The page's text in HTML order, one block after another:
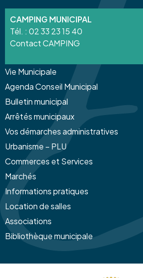
CAMPING MUNICIPAL
Tél. : 02 33 23 15 40
Contact CAMPING
Vie Municipale
Agenda Conseil Municipal
Bulletin municipal
Arrêtés municipaux
Vos démarches administratives
Urbanisme – PLU
Commerces et Services
Marchés
Informations pratiques
Location de salles
Associations
Bibliothèque municipale